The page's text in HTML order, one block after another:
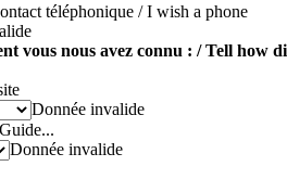
téléphonique / I wish a phone
vous nous avez connu : / Tell how
Donnée invalide
Donnée invalide